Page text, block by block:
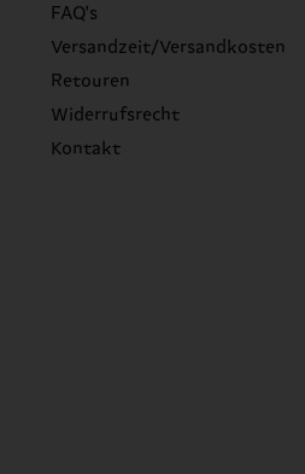
FAQ's
Versandzeit/Versandkosten
Retouren
Widerrufsrecht
Kontakt